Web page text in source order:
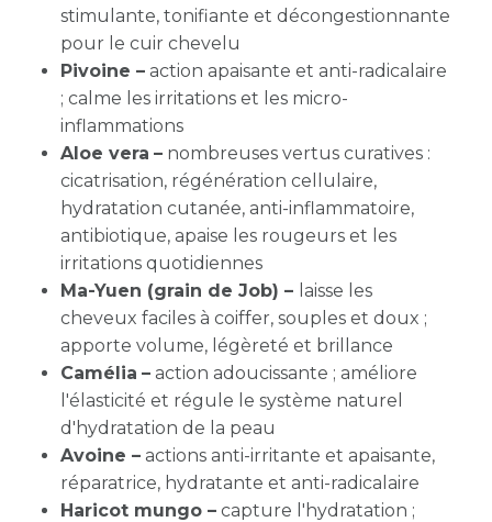
stimulante, tonifiante et décongestionnante
pour le cuir chevelu
Pivoine – action apaisante et anti-radicalaire
; calme les irritations et les micro-
inflammations
Aloe vera – nombreuses vertus curatives :
cicatrisation, régénération cellulaire,
hydratation cutanée, anti-inflammatoire,
antibiotique, apaise les rougeurs et les
irritations quotidiennes
Ma-Yuen (grain de Job) – laisse les
cheveux faciles à coiffer, souples et doux ;
apporte volume, légèreté et brillance
Camélia – action adoucissante ; améliore
l'élasticité et régule le système naturel
d'hydratation de la peau
Avoine – actions anti-irritante et apaisante,
réparatrice, hydratante et anti-radicalaire
Haricot mungo – capture l'hydratation ;